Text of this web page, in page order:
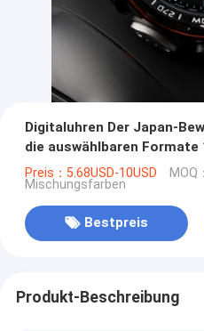
Digitaluhren Der Japan-
die auswählbaren
Preis：5.68USD-10USD MOQ
Mischungsfarben
Bestpreis
Produkt-Beschreibung